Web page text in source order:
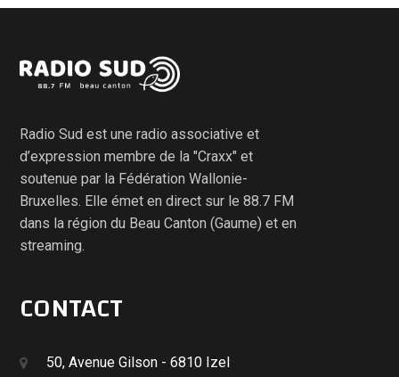
Radio Sud est une radio associative et
d’expression membre de la "Craxx" et
soutenue par la Fédération Wallonie-
Bruxelles. Elle émet en direct sur le 88.7 FM
dans la région du Beau Canton (Gaume) et en
streaming.
CONTACT
50, Avenue Gilson - 6810 Izel